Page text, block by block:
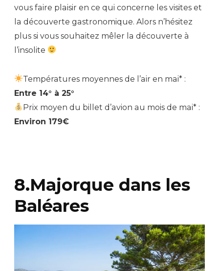
vous faire plaisir en ce qui concerne les visites et
la découverte gastronomique. Alors n’hésitez
plus si vous souhaitez mêler la découverte à
l’insolite
Températures moyennes de l’air en mai* :
Entre 14° à 25°
Prix moyen du billet d’avion au mois de mai* :
Environ 179€
8.Majorque dans les
Baléares